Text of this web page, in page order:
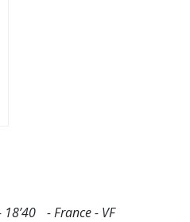
- France - VF